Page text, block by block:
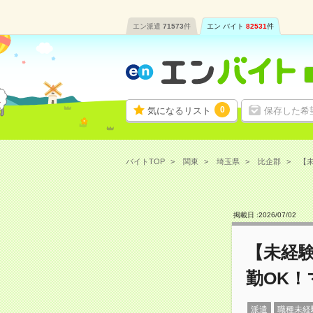
エン派遣 71573件 エン バイト 82531件
気になるリスト 0 保存した希
バイトTOP 関東 埼玉県 比企郡 【
掲載日 :2026/07/02
【未経
勤OK！
派遣 職種未経